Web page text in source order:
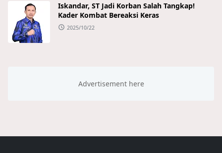
Iskandar, ST Jadi Korban Salah Tangkap!
Kader Kombat Bereaksi Keras
2025/10/22